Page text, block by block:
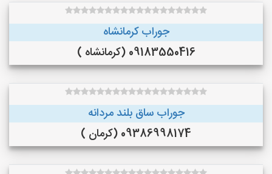
جوراب کرمانشاه
09183550416 (کرمانشاه )
جوراب ساق بلند مردانه
09386998174 (کرمان )